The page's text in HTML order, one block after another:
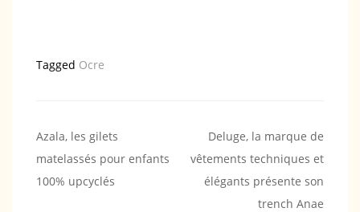
Tagged Ocre
Navigation
de
l’article
Azala, les gilets
matelassés pour enfants
100% upcyclés
Deluge, la marque de
vêtements techniques et
élégants présente son
trench Anae